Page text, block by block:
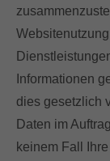
Informationen
dies gesetzlich
Daten im
keinem Fall